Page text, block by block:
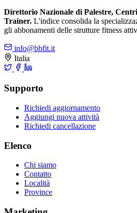
Direttorio Nazionale di Palestre,
Trainer. L'indice consolida la
gli abbonamenti delle strutture fitness
info@bbfit.it
Italia
Supporto
Richiedi aggiornamento
Aggiungi nuova attività
Richiedi cancellazione
Elenco
Chi siamo
Contatto
Località
Province